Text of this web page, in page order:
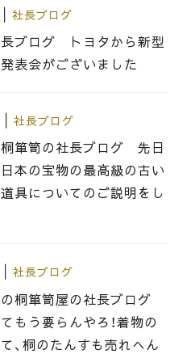
社長ブログ
ブログ トヨタから新型
表会がございました
社長ブログ
箪笥の社長ブログ 先日
本の宝物の最高級の古い
具についてのご説明をし
社長ブログ
桐箪笥屋の社長ブログ
もう要らんやろ！着物の
、桐のたんすも売れへん